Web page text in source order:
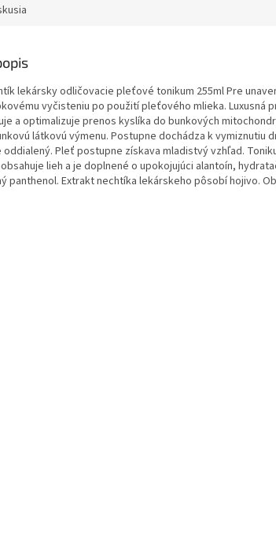
lekársky odličovacie pleťové tonikum 255ml Pre
vyčisteniu po použití pleťového mlieka. Luxusná
a optimalizuje prenos kyslíka do bunkových
látkovú výmenu. Postupne dochádza k vymiznutiu
oddialený. Pleť postupne získava mladistvý vzhľad.
lieh a je doplnené o upokojujúci alantoín,
panthenol. Extrakt nechtíka lekárskeho pôsobí hojivo.